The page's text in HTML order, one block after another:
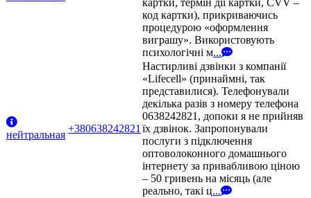
картки, термін дії картки, CVV –
код картки), прикриваючись
процедурою «оформлення
виграшу». Використовують
психологічні м...
нейтральная
+380638242821
Настирливі дзвінки з компанії
«Lifecell» (принаймні, так
представилися). Телефонували
декілька разів з номеру телефона
0638242821, допоки я не прийняв
їх дзвінок. Запропонували
послуги з підключення
оптоволоконного домашнього
інтернету за привабливою ціною
– 50 гривень на місяць (але
реально, такі ц...